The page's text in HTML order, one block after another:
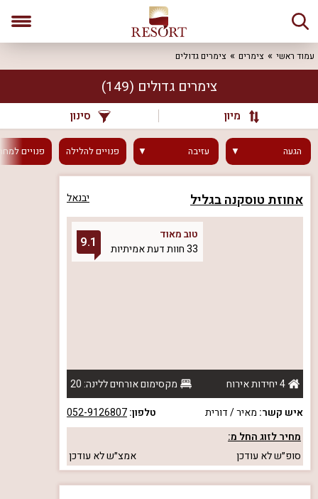
עמוד ראשי צימרים צימרים גדולים
צימרים גדולים (149)
מיון סינון
הגעה עזיבה פנוייםלהלילה פנויים
אחוזת טוסקנה בגליל יבנאל
טוב מאוד
33 חוות דעת אמיתיות
9.1
4 יחידות אירוח
מקסימום אורחים ללינה: 20
איש קשר: מאיר / דורית טלפון:052-9126807
מחיר לזוג החל מ:
סופ״שלא עודכן אמצ״שלא עודכן